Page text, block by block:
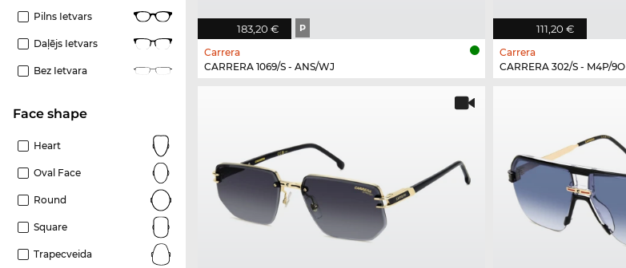
Pilns Ietvars
Daļējs Ietvars
Bez Ietvara
Face shape
Heart
Oval Face
Round
Square
Trapecveida
183,20 € P
Carrera
CARRERA 1069/S - ANS/WJ
111,20 €
Carrera
CARRERA 302/S - M4P/9O